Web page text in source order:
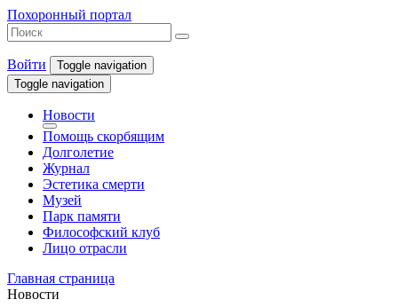
Похоронный портал
Войти
Toggle navigation
Toggle navigation
Новости
Помощь скорбящим
Долголетие
Журнал
Эстетика смерти
Музей
Парк памяти
Философский клуб
Лицо отрасли
Главная страница
Новости